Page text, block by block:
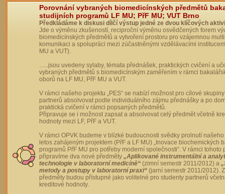
Porovnání vybraných biomedicínských předmětů
studijních programů LF MU; PřF MU; VUT Brno
Předkládáme k diskusi dílčí výstup jedné ze dvou klíčových
Jde o výměnu zkušeností, reciproční výměnu osvědčených forem
biomedicínských předmětů a vytvoření prostoru pro vzájemnou
komunikaci a spolupráci mezi zúčastněnými vzdělávacími
MU a VUT).
…..jsou uvedeny sylaby, témata přednášek, praktických cvičení a
vybraných předmětů s biomedicínským zaměřením v rámci
oborů na LF MU, PřF MU a VUT.
V rámci našeho projektu „PES“ se nabízí možnost pro cílové
partnerů absolvovat podle individuálního zájmu přednášky a po
praktická cvičení v rámci popsaných předmětů.
Připravuje se i možnost zapsat a absolvovat celý předmět včetně
hodnoty mezi LF, PřF a VUT.
V rámci OPVK budeme v blízké budoucnosti svědky prolnutí
letos zahájeným projektem (PřF a LF MU) „Inovace biochemických
programů PřF MU pro potřeby moderní společnosti“. V rámci tohoto
připravíme dva nové předměty „Aplikované instrumentální a
technologie v laboratorní medicíně“ (zimní semestr 2011/2012) a
metody a postupy v laboratorní praxi“ (jarní semestr 2011/2012).
předměty budou přístupné jako volitelné pro studenty partnerů
kreditové hodnoty.